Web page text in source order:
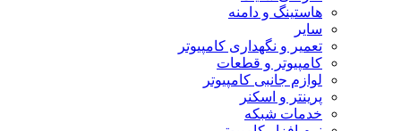
هاستینگ و دامنه
سایر
تعمیر و نگهداری کامپیوتر
کامپیوتر و قطعات
لوازم جانبی کامپیوتر
پرینتر و اسکنر
خدمات شبکه